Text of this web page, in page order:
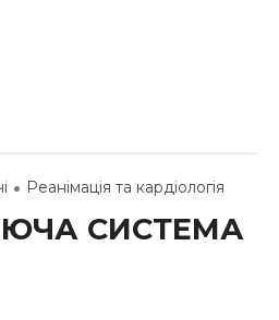
Реанімація та кардіологія
СИСТЕМА